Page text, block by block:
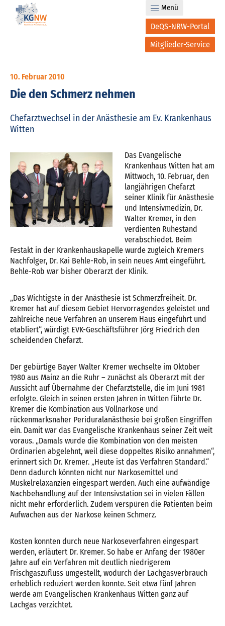
DeQS-NRW-Portal
Mitglieder-Service
Menü
10. Februar 2010
Die den Schmerz nehmen
Chefarztwechsel in der Anästhesie am Ev. Krankenhaus
Witten
Das Evangelische
Krankenhaus Witten hat am
Mittwoch, 10. Februar, den
langjährigen Chefarzt
seiner Klinik für Anästhesie
und Intensivmedizin, Dr.
Walter Kremer, in den
verdienten Ruhestand
verabschiedet. Beim
Festakt in der Krankenhauskapelle wurde zugleich Kremers
Nachfolger, Dr. Kai Behle-Rob, in sein neues Amt eingeführt.
Behle-Rob war bisher Oberarzt der Klinik.
„Das Wichtigste in der Anästhesie ist Schmerzfreiheit. Dr.
Kremer hat auf diesem Gebiet Hervorragendes geleistet und
zahlreiche neue Verfahren an unserem Haus eingeführt und
etabliert“, würdigt EVK-Geschäftsführer Jörg Friedrich den
scheidenden Chefarzt.
Der gebürtige Bayer Walter Kremer wechselte im Oktober
1980 aus Mainz an die Ruhr – zunächst als Oberarzt mit der
Aussicht auf Übernahme der Chefarztstelle, die im Juni 1981
erfolgte. Gleich in seinen ersten Jahren in Witten führte Dr.
Kremer die Kombination aus Vollnarkose und
rückenmarksnaher Periduralanästhesie bei großen Eingriffen
ein. Damit war das Evangelische Krankenhaus seiner Zeit weit
voraus. „Damals wurde die Kombination von den meisten
Ordinarien abgelehnt, weil diese doppeltes Risiko annahmen“,
erinnert sich Dr. Kremer. „Heute ist das Verfahren Standard.“
Denn dadurch könnten nicht nur Narkosemittel und
Muskelrelaxanzien eingespart werden. Auch eine aufwändige
Nachbehandlung auf der Intensivstation sei in vielen Fällen
nicht mehr erforderlich. Zudem verspüren die Patienten beim
Aufwachen aus der Narkose keinen Schmerz.
Kosten konnten durch neue Narkoseverfahren eingespart
werden, erläutert Dr. Kremer. So habe er Anfang der 1980er
Jahre auf ein Verfahren mit deutlich niedrigerem
Frischgaszufluss umgestellt, wodurch der Lachgasverbrauch
erheblich reduziert werden konnte. Seit etwa fünf Jahren
werde am Evangelischen Krankenhaus Witten ganz auf
Lachgas verzichtet.